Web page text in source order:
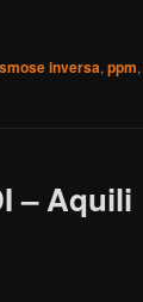
inversa, ppm,
– Aquili